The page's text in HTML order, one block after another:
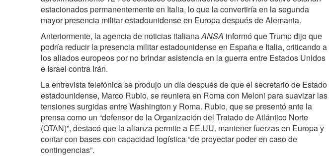
estacionados permanentemente en Italia, lo que la convertiría en la segunda
mayor presencia militar estadounidense en Europa después de Alemania.
Anteriormente, la agencia de noticias italianaANSA informó que Trump dijo que
podría reducir la presencia militar estadounidense en España e Italia, criticando a
los aliados europeos por no brindar asistencia en la guerra entre Estados Unidos
e Israel contra Irán.
La entrevista telefónica se produjo un día después de que el secretario de Estado
estadounidense, Marco Rubio, se reuniera en Roma con Meloni para suavizar las
tensiones surgidas entre Washington y Roma. Rubio, que se presentó ante la
prensa como un “defensor de la Organización del Tratado de Atlántico Norte
(OTAN)”, destacó que la alianza permite a EE.UU. mantener fuerzas en Europa y
contar con bases con capacidad logística “de proyectar poder en caso de
contingencias”.